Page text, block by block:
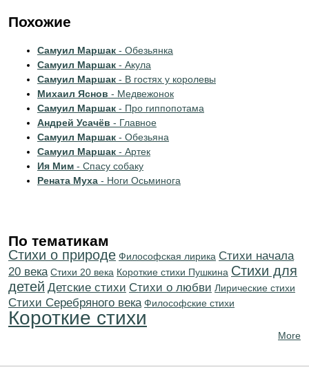
Похожие
Самуил Маршак - Обезьянка
Самуил Маршак - Акула
Самуил Маршак - В гостяx у королевы
Михаил Яснов - Медвежонок
Самуил Маршак - Про гиппопотама
Андрей Усачёв - Главное
Самуил Маршак - Обезьяна
Самуил Маршак - Артек
Ия Мим - Спасу собаку
Рената Муха - Ноги Осьминога
По тематикам
Стихи о природе Философская лирика Cтихи начала
20 века Стихи 20 века Короткие стихи Пушкина Стихи для
детей Детские стихи Стихи о любви Лирические стихи
Cтихи Серебряного века Философские стихи
Короткие стихи
More